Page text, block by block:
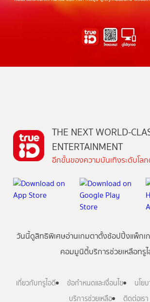
THE NEXT WORLD-
ENTERTAINMENT
อีกขั้นของความบันเทิงระดับโล
วันนี้ดูสิทธิพิเศษอ่านเกมตาตั้งช้อปปิ้งแพ็กเ
คอมมูนิตี้บริการช่วยเหลือทรู
เกี่ยวกับทรูไอดี ข้อกำหนดและเงื่อนไข
นโย
บริการช่วยเหลือ
ติดต่อเรา